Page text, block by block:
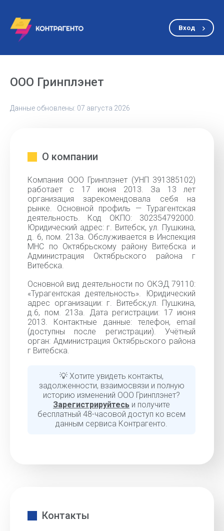
Вход
ООО Гринплэнет
Данные обновлены: 07 августа 2026
О компании
Компания ООО Гринплэнет (УНП 391385102)
работает с 17 июня 2013. За 13 лет
организация зарекомендовала себя на
рынке. Основной профиль — Турагентская
деятельность. Код ОКПО: 302354792000.
Юридический адрес: г. Витебск, ул. Пушкина,
д. 6, пом. 213а. Обслуживается в Инспекция
МНС по Октябрьскому району Витебска и
Администрация Октябрьского района г
Витебска.
Основной вид деятельности по ОКЭД 79110:
«Турагентская деятельность». Юридический
адрес организации: г. Витебск,ул. Пушкина,
д.6, пом. 213а. Дата регистрации: 17 июня
2013. Контактные данные: телефон, email
(доступны после регистрации). Учётный
орган: Администрация Октябрьского района
г Витебска.
💡 Хотите увидеть контакты,
задолженности, взаимосвязи и полную
историю изменений ООО Гринплэнет?
Зарегистрируйтесь и получите
бесплатный 48-часовой доступ ко всем
данным сервиса Контрагенто.
Контакты